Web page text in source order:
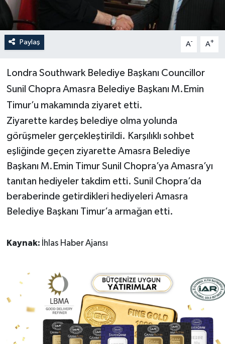
Paylaş A- A+
Londra Southwark Belediye Başkanı Councillor
Sunil Chopra Amasra Belediye Başkanı M.Emin
Timur’u makamında ziyaret etti.
Ziyarette kardeş belediye olma yolunda
görüşmeler gerçekleştirildi. Karşılıklı sohbet
eşliğinde geçen ziyarette Amasra Belediye
Başkanı M.Emin Timur Sunil Chopra’ya Amasra’yı
tanıtan hediyeler takdim etti. Sunil Chopra’da
beraberinde getirdikleri hediyeleri Amasra
Belediye Başkanı Timur’a armağan etti.
Kaynak: İhlas Haber Ajansı
Turizm
Yerel Yönetimler
DÜNYA
YEREL